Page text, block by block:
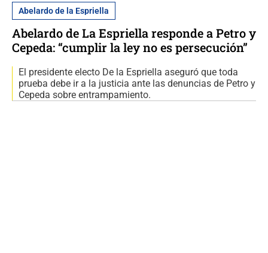
Abelardo de la Espriella
Abelardo de La Espriella responde a Petro y
Cepeda: “cumplir la ley no es persecución”
El presidente electo De la Espriella aseguró que toda
prueba debe ir a la justicia ante las denuncias de Petro y
Cepeda sobre entrampamiento.